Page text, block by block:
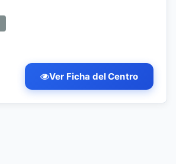
Ver Ficha del Centro